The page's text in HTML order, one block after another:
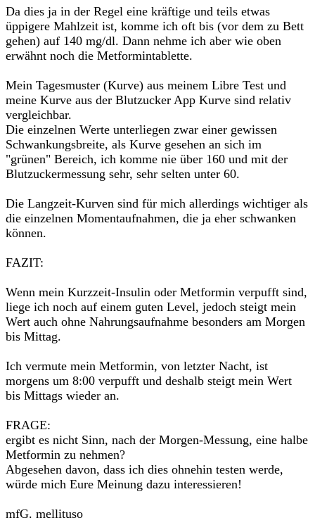
Da dies ja in der Regel eine kräftige und teils etwas
üppigere Mahlzeit ist, komme ich oft bis (vor dem zu Bett
gehen) auf 140 mg/dl. Dann nehme ich aber wie oben
erwähnt noch die Metformintablette.
Mein Tagesmuster (Kurve) aus meinem Libre Test und
meine Kurve aus der Blutzucker App Kurve sind relativ
vergleichbar.
Die einzelnen Werte unterliegen zwar einer gewissen
Schwankungsbreite, als Kurve gesehen an sich im
"grünen" Bereich, ich komme nie über 160 und mit der
Blutzuckermessung sehr, sehr selten unter 60.
Die Langzeit-Kurven sind für mich allerdings wichtiger als
die einzelnen Momentaufnahmen, die ja eher schwanken
können.
FAZIT:
Wenn mein Kurzzeit-Insulin oder Metformin verpufft sind,
liege ich noch auf einem guten Level, jedoch steigt mein
Wert auch ohne Nahrungsaufnahme besonders am Morgen
bis Mittag.
Ich vermute mein Metformin, von letzter Nacht, ist
morgens um 8:00 verpufft und deshalb steigt mein Wert
bis Mittags wieder an.
FRAGE:
ergibt es nicht Sinn, nach der Morgen-Messung, eine halbe
Metformin zu nehmen?
Abgesehen davon, dass ich dies ohnehin testen werde,
würde mich Eure Meinung dazu interessieren!
mfG. mellituso